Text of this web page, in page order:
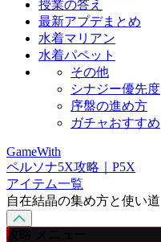
授業の答え
最新アプデまとめ
水着マリアン
水着パペット
その他
シナジー優先度
序盤の進め方
ガチャおすすめ
GameWith
ペルソナ5X攻略｜P5X
アイテム一覧
自在結晶の集め方と使い道
攻略 メニュー